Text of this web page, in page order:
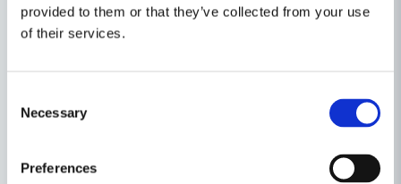
provided to them or that they’ve collected from your use
of their services.
Selection
Necessary
Preferences
question
Fråga oss något om denna produkten...
name
Recensioner (1)
Snabb leverans och bra webshop!
Skyddsglasögon
Personligt Skydd